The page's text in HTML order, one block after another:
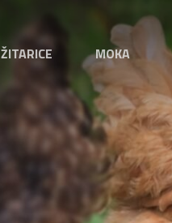
ŽITARICE MOKA